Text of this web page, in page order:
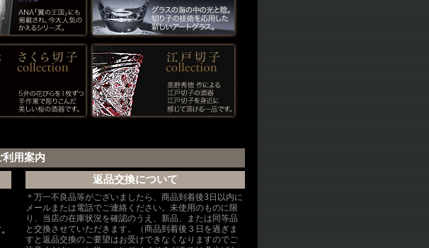
利用案内
返品交換について
＊万一不良品等がございましたら、商品到着後3日以内に
メールまたは電話でご連絡ください。未使用のものに限
り、当店の在庫状況を確認のうえ、新品、または同等品
と交換させていただきます。（商品到着後３日を過ぎま
すと返品交換のご要望はお受けできなくなりますのでご